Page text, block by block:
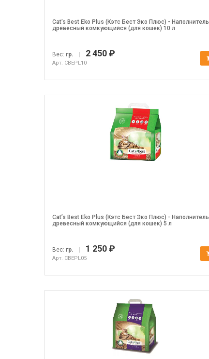
Cat’s Best Eko Plus (Кэтс Бест Эко Плюс) - Наполнитель
древесный комкующийся (для кошек) 10 л
Вес: гр. 2 450 ₽
Арт. CBEPL10
Cat’s Best Eko Plus (Кэтс Бест Эко Плюс) - Наполнитель
древесный комкующийся (для кошек) 5 л
Вес: гр. 1 250 ₽
Арт. CBEPL05